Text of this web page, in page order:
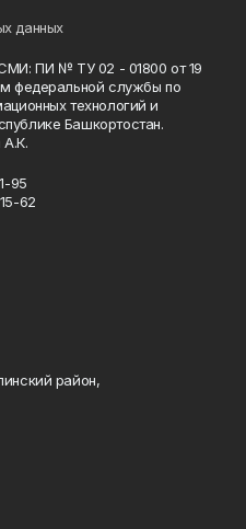
данных
ПИ № ТУ 02 - 01800 от 19
федеральной службы по
технологий и
Башкортостан.
А.К.
95
62
район,